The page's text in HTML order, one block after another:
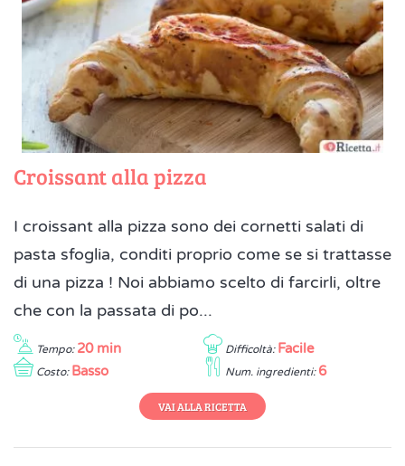
Croissant alla pizza
I croissant alla pizza sono dei cornetti salati di
pasta sfoglia, conditi proprio come se si trattasse
di una pizza ! Noi abbiamo scelto di farcirli, oltre
che con la passata di po...
Tempo: 20 min Difficoltà: Facile
Costo: Basso Num. ingredienti: 6
VAI ALLA RICETTA